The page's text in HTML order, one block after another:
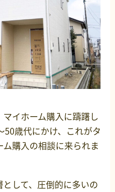
イホーム購入に躊躇し
歳代にかけ、これがタ
購入の相談に来られま
して、圧倒的に多いの